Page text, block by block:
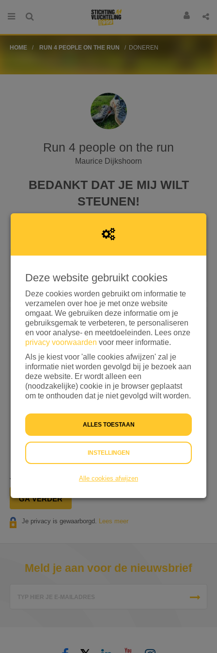
HOME RUN 4 PEOPLE ON THE RUN DONEREN
Run 4 people on the run
Maurice Dijkshoorn
BEDANKT DAT JE MIJ WILT
STEUNEN!
Doneren met aanvullende opties
human,
ignore
Kies een bedrag
€ 15 € 25 € 50 € 100
ANDERS
Ik wil bijdragen aan de transactiekosten en betaal
€ 0,25 extra
Op onze dienstverlening zijn onzeAlgemene
Voorwaarden
Je gaat in totaal € 0,25afrekenen.
GA VERDER
Je privacy is gewaarborgd. Lees meer
Meld je aan voor de nieuwsbrief
TYP HIER JE E-MAILADRES
Deze website gebruikt cookies
Deze cookies worden gebruikt om informatie te
verzamelen over hoe je met onze website
omgaat. We gebruiken deze informatie om je
gebruiksgemak te verbeteren, te personaliseren
en voor analyse- en meetdoeleinden. Lees onze
privacy voorwaarden voor meer informatie.
Als je kiest voor 'alle cookies afwijzen' zal je
informatie niet worden gevolgd bij je bezoek aan
deze website. Er wordt alleen een
(noodzakelijke) cookie in je browser geplaatst
om te onthouden dat je niet gevolgd wilt worden.
ALLES TOESTAAN
INSTELLINGEN
Alle cookies afwijzen